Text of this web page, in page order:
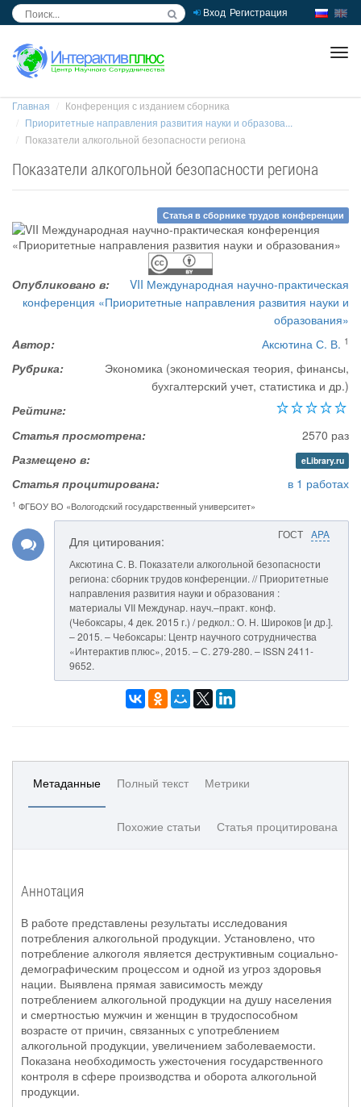
Вход Регистрация
Главная
Конференция с изданием сборника
Приоритетные направления развития науки и образова...
Показатели алкогольной безопасности региона
Показатели алкогольной безопасности региона
Статья в сборнике трудов конференции
Опубликовано в:
VII Международная научно-практическая
конференция «Приоритетные направления развития науки и
образования»
Автор:
Аксютина С. В. 1
Рубрика:
Экономика (экономическая теория, финансы,
бухгалтерский учет, статистика и др.)
Рейтинг:
Статья просмотрена:
2570 раз
Размещено в:
eLibrary.ru
Статья процитирована: в 1 работах
1 ФГБОУ ВО «Вологодский государственный университет»
ГОСТ APA
Для цитирования:
Аксютина С. В. Показатели алкогольной безопасности
региона: сборник трудов конференции. // Приоритетные
направления развития науки и образования :
материалы VII Междунар. науч.–практ. конф.
(Чебоксары, 4 дек. 2015 г.) / редкол.: О. Н. Широков [и др.].
– 2015. – Чебоксары: Центр научного сотрудничества
«Интерактив плюс», 2015. – С. 279-280. – ISSN 2411-
9652.
Метаданные Полный текст Метрики
Похожие статьи Статья процитирована
Аннотация
В работе представлены результаты исследования
потребления алкогольной продукции. Установлено, что
потребление алкоголя является деструктивным социально-
демографическим процессом и одной из угроз здоровья
нации. Выявлена прямая зависимость между
потреблением алкогольной продукции на душу населения
и смертностью мужчин и женщин в трудоспособном
возрасте от причин, связанных с употреблением
алкогольной продукции, увеличением заболеваемости.
Показана необходимость ужесточения государственного
контроля в сфере производства и оборота алкогольной
продукции.